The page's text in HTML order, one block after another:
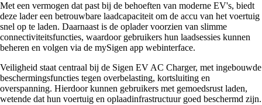
Met een vermogen dat past bij de behoeften van moderne EV's, biedt
deze lader een betrouwbare laadcapaciteit om de accu van het voertuig
snel op te laden. Daarnaast is de oplader voorzien van slimme
connectiviteitsfuncties, waardoor gebruikers hun laadsessies kunnen
beheren en volgen via de mySigen app webinterface.
Veiligheid staat centraal bij de Sigen EV AC Charger, met ingebouwde
beschermingsfuncties tegen overbelasting, kortsluiting en
overspanning. Hierdoor kunnen gebruikers met gemoedsrust laden,
wetende dat hun voertuig en oplaadinfrastructuur goed beschermd zijn.